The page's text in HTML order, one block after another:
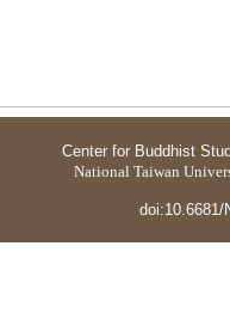
Center for Buddhist
National Taiwan
doi:10.6681/